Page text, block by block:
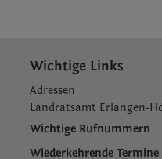
Wichtige Links
Adressen
Landratsamt Erlangen-
Wichtige Rufnummern
Wiederkehrende Termine